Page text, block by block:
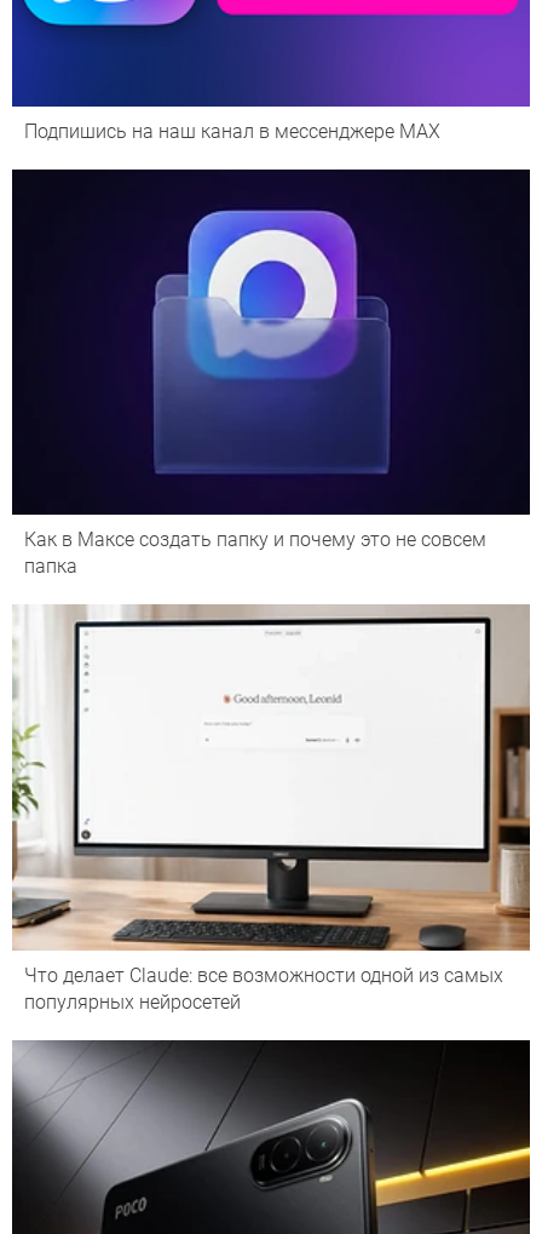
Подпишись на наш канал в мессенджере МАХ
Как в Максе создать папку и почему это не совсем
папка
Что делает Сlaude: все возможности одной из самых
популярных нейросетей